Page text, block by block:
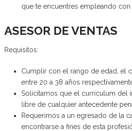
que te encuentres empleando con
ASESOR DE VENTAS
Requisitos:
Cumplir con el rango de edad, el
entre 20 a 38 años
Solicitamos que el currículum del
libre de cualquier antecedente
Requerimos a un egresado de la
encontrarse a fines de esta